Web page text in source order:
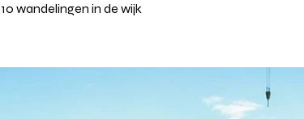
10 wandelingen in de wijk